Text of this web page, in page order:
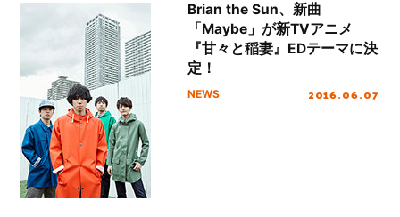
Brian the Sun、新曲
「Maybe」が新TVアニメ
『甘々と稲妻』EDテーマに決
定！
NEWS 2016.06.07